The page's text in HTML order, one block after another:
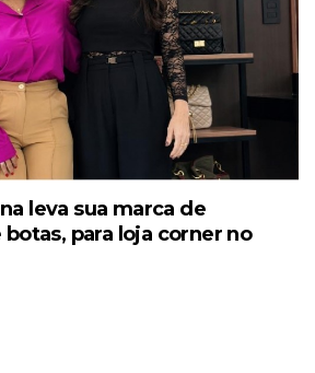
leva sua marca de
botas, para loja corner no